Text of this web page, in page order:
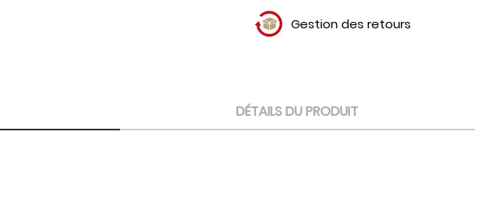
Gestion des retours
DÉTAILS DU PRODUIT